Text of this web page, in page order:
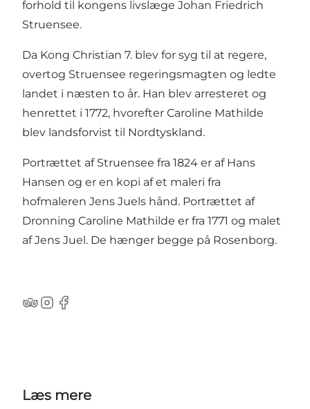
forhold til kongens livslæge Johan Friedrich
Struensee.
Da Kong Christian 7. blev for syg til at regere,
overtog Struensee regeringsmagten og ledte
landet i næsten to år. Han blev arresteret og
henrettet i 1772, hvorefter Caroline Mathilde
blev landsforvist til Nordtyskland.
Portrættet af Struensee fra 1824 er af Hans
Hansen og er en kopi af et maleri fra
hofmaleren Jens Juels hånd. Portrættet af
Dronning Caroline Mathilde er fra 1771 og malet
af Jens Juel. De hænger begge på Rosenborg.
Tripadvisor
Instagram
Facebook
Læs mere